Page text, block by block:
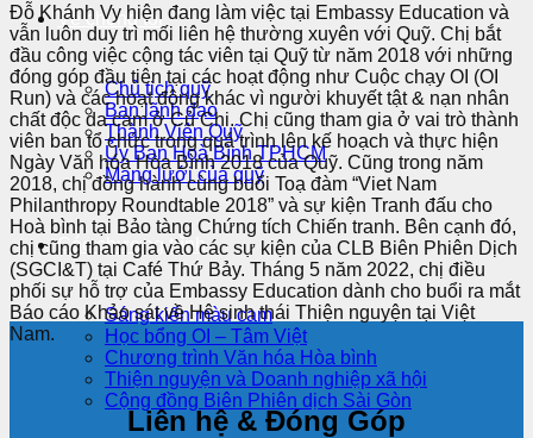
Về chúng tôi
Chủ tịch quỹ
Ban lãnh đạo
Thành Viên Quỹ
Ủy Ban Hoà Bình TPHCM
Mạng lưới của quỹ
Các chương trình
Sáng kiến màu cam
Học bổng OI – Tâm Việt
Chương trình Văn hóa Hòa bình
Thiện nguyện và Doanh nghiệp xã hội
Cộng đồng Biên Phiên dịch Sài Gòn
Đỗ Khánh Vy hiện đang làm việc tại Embassy Education và
vẫn luôn duy trì mối liên hệ thường xuyên với Quỹ. Chị bắt
đầu công việc cộng tác viên tại Quỹ từ năm 2018 với những
đóng góp đầu tiên tại các hoạt động như Cuộc chạy OI (OI
Run) và các hoạt động khác vì người khuyết tật & nạn nhân
chất độc da cam ở Củ Chi. Chị cũng tham gia ở vai trò thành
viên ban tổ chức trong quá trình lên kế hoạch và thực hiện
Ngày Văn hóa Hòa Bình 2018 của Quỹ. Cũng trong năm
2018, chị đồng hành cùng buổi Toạ đàm “Viet Nam
Philanthropy Roundtable 2018” và sự kiện Tranh đấu cho
Hoà bình tại Bảo tàng Chứng tích Chiến tranh. Bên cạnh đó,
chị cũng tham gia vào các sự kiện của CLB Biên Phiên Dịch
(SGCI&T) tại Café Thứ Bảy. Tháng 5 năm 2022, chị điều
phối sự hỗ trợ của Embassy Education dành cho buổi ra mắt
Báo cáo Khảo sát về Hệ sinh thái Thiện nguyện tại Việt
Nam.
Liên hệ & Đóng Góp